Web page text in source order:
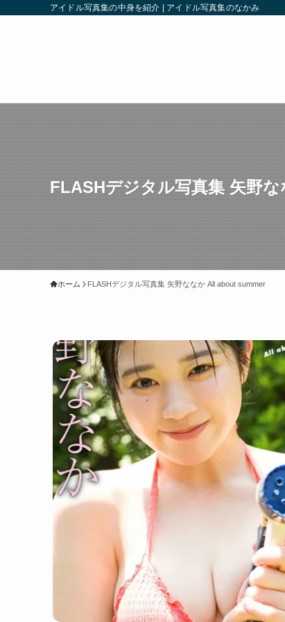
アイドル写真集の中身を紹介 | アイドル写真集のなかみ
FLASHデジタル写真集 矢野
ホーム FLASHデジタル写真集 矢野ななか All about summer